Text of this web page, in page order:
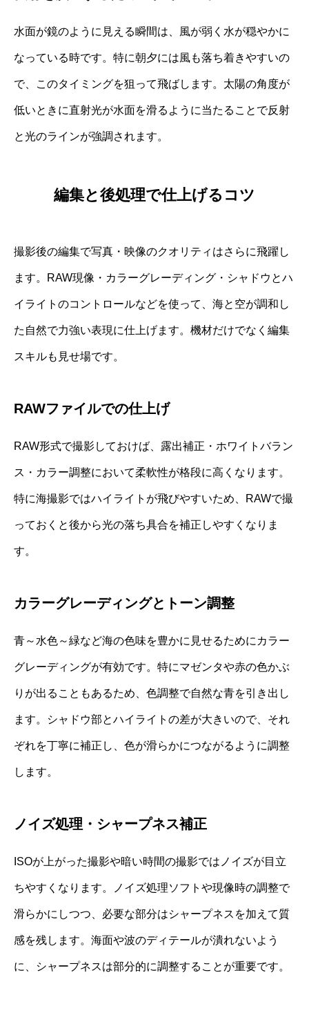
水面が鏡のように見える瞬間は、風が弱く水が穏やかに
なっている時です。特に朝夕には風も落ち着きやすいの
で、このタイミングを狙って飛ばします。太陽の角度が
低いときに直射光が水面を滑るように当たることで反射
と光のラインが強調されます。
編集と後処理で仕上げるコツ
撮影後の編集で写真・映像のクオリティはさらに飛躍し
ます。RAW現像・カラーグレーディング・シャドウとハ
イライトのコントロールなどを使って、海と空が調和し
た自然で力強い表現に仕上げます。機材だけでなく編集
スキルも見せ場です。
RAWファイルでの仕上げ
RAW形式で撮影しておけば、露出補正・ホワイトバラン
ス・カラー調整において柔軟性が格段に高くなります。
特に海撮影ではハイライトが飛びやすいため、RAWで撮
っておくと後から光の落ち具合を補正しやすくなりま
す。
カラーグレーディングとトーン調整
青～水色～緑など海の色味を豊かに見せるためにカラー
グレーディングが有効です。特にマゼンタや赤の色かぶ
りが出ることもあるため、色調整で自然な青を引き出し
ます。シャドウ部とハイライトの差が大きいので、それ
ぞれを丁寧に補正し、色が滑らかにつながるように調整
します。
ノイズ処理・シャープネス補正
ISOが上がった撮影や暗い時間の撮影ではノイズが目立
ちやすくなります。ノイズ処理ソフトや現像時の調整で
滑らかにしつつ、必要な部分はシャープネスを加えて質
感を残します。海面や波のディテールが潰れないよう
に、シャープネスは部分的に調整することが重要です。